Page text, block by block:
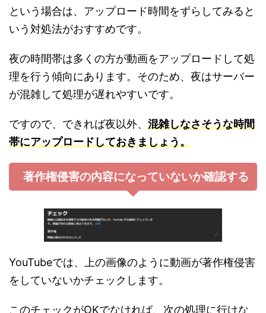
という場合は、アップロード時間をずらしてみると
いう対処法がおすすめです。
夜の時間帯は多くの方が動画をアップロードして処
理を行う傾向にあります。そのため、夜はサーバー
が混雑して処理が遅れやすいです。
ですので、できれば夜以外、 混雑しなさそうな時間
帯にアップロードしておきましょう。
著作権侵害の内容になっていないか確認する
YouTubeでは、上の画像のように動画が著作権侵害
をしていないかチェックします。
このチェックがOKでなければ、次の処理に行けな